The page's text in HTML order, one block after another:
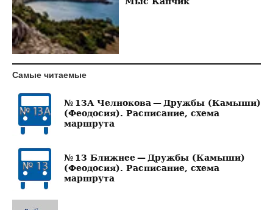
Самые читаемые
№ 13А Челнокова — Дружбы (Камыши)
(Феодосия). Расписание, схема
маршрута
№ 13 Ближнее — Дружбы (Камыши)
(Феодосия). Расписание, схема
маршрута